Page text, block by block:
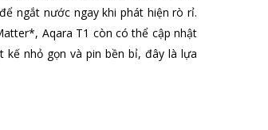
ngắt nước ngay khi phát hiện rò rỉ.
Aqara T1 còn có thể cập nhật
nhỏ gọn và pin bền bỉ, đây là lựa